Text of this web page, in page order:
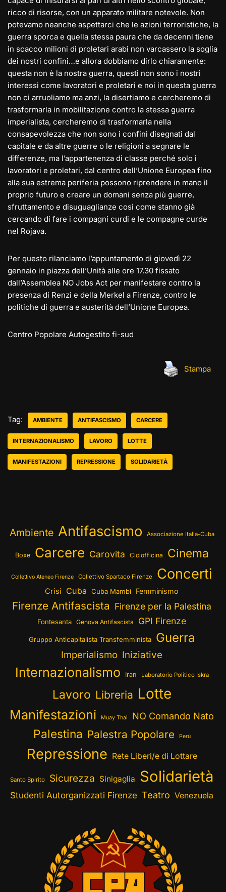
ricco di risorse, con un apparato militare notevole. Non
potevamo neanche aspettarci che le azioni terroristiche, la
guerra sporca e quella stessa paura che da decenni tiene
in scacco milioni di proletari arabi non varcassero la soglia
dei nostri confini…e allora dobbiamo dirlo chiaramente:
questa non è la nostra guerra, questi non sono i nostri
interessi come lavoratori e proletari e noi in questa guerra
non ci arruoliamo ma anzi, la disertiamo e cercheremo di
trasformarla in mobilitazione contro la stessa guerra
imperialista, cercheremo di trasformarla nella
consapevolezza che non sono i confini disegnati dal
capitale e da altre guerre o le religioni a segnare le
differenze, ma l’appartenenza di classe perché solo i
lavoratori e proletari, dal centro dell’Unione Europea fino
alla sua estrema periferia possono riprendere in mano il
proprio futuro e creare un domani senza più guerre,
sfruttamento e disuguaglianze così come stanno già
cercando di fare i compagni curdi e le compagne curde
nel Rojava.
Per questo rilanciamo l’appuntamento di giovedì 22
gennaio in piazza dell’Unità alle ore 17.30 fissato
dall’Assemblea NO Jobs Act per manifestare contro la
presenza di Renzi e della Merkel a Firenze, contro le
politiche di guerra e austerità dell’Unione Europea.
Centro Popolare Autogestito fi-sud
Stampa
Tag: AMBIENTE ANTIFASCISMO CARCERE
INTERNAZIONALISMO LAVORO LOTTE
MANIFESTAZIONI REPRESSIONE SOLIDARIETÀ
Ambiente Antifascismo Associazione Italia-Cuba
Boxe Carcere Carovita Ciclofficina Cinema
Collettivo Ateneo Firenze Collettivo Spartaco Firenze Concerti
Crisi Cuba Cuba Mambí Femminismo
Firenze Antifascista Firenze per la Palestina
Fontesanta Genova Antifascista GPI Firenze
Gruppo Anticapitalista Transfemminista Guerra
Imperialismo Iniziative
Internazionalismo Iran Laboratorio Politico Iskra
Lavoro Libreria Lotte
Manifestazioni Muay Thai NO Comando Nato
Palestina Palestra Popolare Perù
Repressione Rete Liberi/e di Lottare
Santo Spirito Sicurezza Sinigaglia Solidarietà
Studenti Autorganizzati Firenze Teatro Venezuela